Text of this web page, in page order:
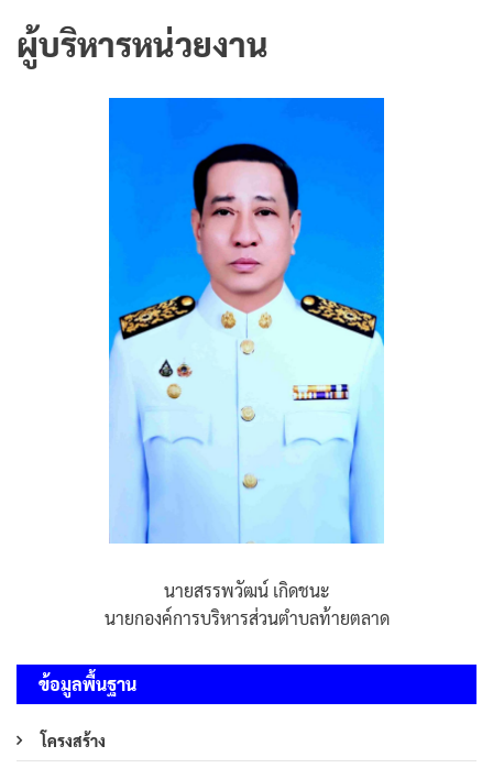
ผู้บริหารหน่วยงาน
นายสรรพวัฒน์ เกิดชนะ
นายกองค์การบริหารส่วนตำบลท้ายตลาด
ข้อมูลพื้นฐาน
โครงสร้าง